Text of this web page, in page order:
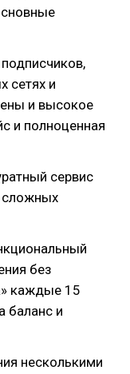
сетях и
и высокое
и полноценная
сервис
сложных
без
каждые 15
баланс и
несколькими